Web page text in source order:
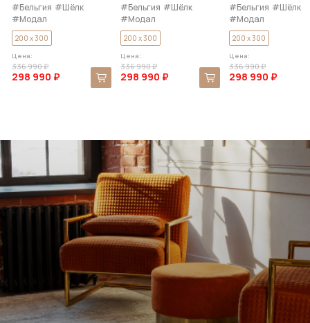
#Бельгия #Шёлк
#Модал
200 x 300
Цена:
336 990 ₽
298 990 ₽
#Бельгия #Шёлк
#Модал
200 x 300
Цена:
336 990 ₽
298 990 ₽
#Бельгия #Шёлк
#Модал
200 x 300
Цена:
336 990 ₽
298 990 ₽